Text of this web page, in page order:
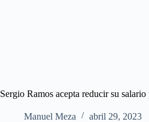
Sergio Ramos acepta reducir su
Manuel Meza abril 29, 2023